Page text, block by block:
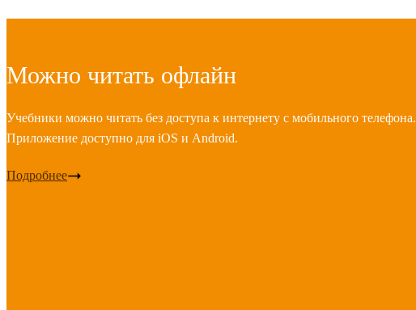
Можно читать офлайн
Учебники можно читать без доступа к интернету с мобильного телефона.
Приложение доступно для iOS и Android.
Подробнее